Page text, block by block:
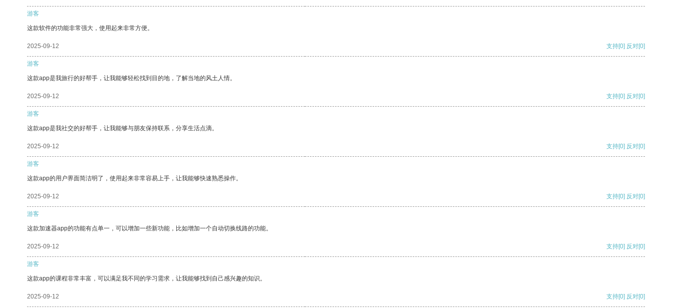
游客
这款软件的功能非常强大，使用起来非常方便。
2025-09-12 支持[0] 反对[0]
游客
这款app是我旅行的好帮手，让我能够轻松找到目的地，了解当地的风土人情。
2025-09-12 支持[0] 反对[0]
游客
这款app是我社交的好帮手，让我能够与朋友保持联系，分享生活点滴。
2025-09-12 支持[0] 反对[0]
游客
这款app的用户界面简洁明了，使用起来非常容易上手，让我能够快速熟悉操作。
2025-09-12 支持[0] 反对[0]
游客
这款加速器app的功能有点单一，可以增加一些新功能，比如增加一个自动切换线路的功能。
2025-09-12 支持[0] 反对[0]
游客
这款app的课程非常丰富，可以满足我不同的学习需求，让我能够找到自己感兴趣的知识。
2025-09-12 支持[0] 反对[0]